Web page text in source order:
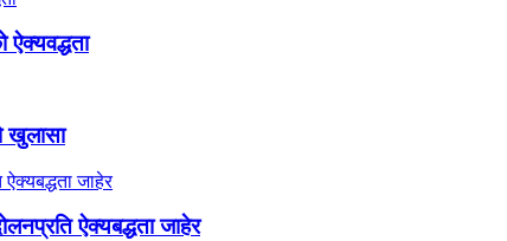
खुलासा
ऐक्यबद्धता जाहेर